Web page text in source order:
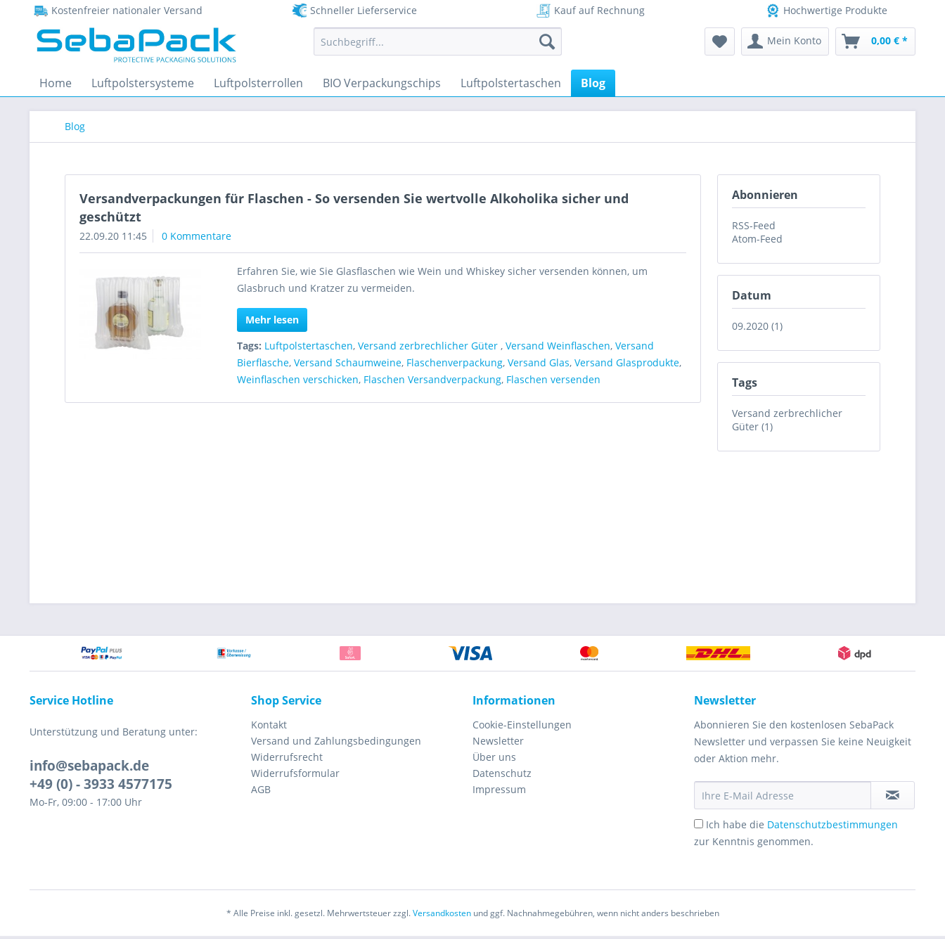
Kostenfreier nationaler Versand Schneller Lieferservice Kauf auf Rechnung Hochwertige Produkte
Mein Konto 0,00 € *
Home Luftpolstersysteme Luftpolsterrollen BIO Verpackungschips Luftpolstertaschen Blog
Blog
Abonnieren
RSS-Feed
Atom-Feed
Datum
09.2020 (1)
Tags
Versand zerbrechlicher
Güter (1)
Versandverpackungen für Flaschen - So versenden Sie wertvolle Alkoholika sicher und
geschützt
22.09.20 11:45 0 Kommentare
Erfahren Sie, wie Sie Glasflaschen wie Wein und Whiskey sicher versenden können, um
Glasbruch und Kratzer zu vermeiden.
Mehr lesen
Tags: Luftpolstertaschen,Versand zerbrechlicher Güter,Versand Weinflaschen,Versand
Bierflasche,Versand Schaumweine, Flaschenverpackung,Versand Glas,Versand Glasprodukte,
Weinflaschen verschicken, Flaschen Versandverpackung, Flaschen versenden
Service Hotline
Unterstützung und Beratung unter:
info@sebapack.de
+49 (0) - 3933 4577175
Mo-Fr, 09:00 - 17:00 Uhr
Shop Service
Kontakt
Versand und Zahlungsbedingungen
Widerrufsrecht
Widerrufsformular
AGB
Informationen
Cookie-Einstellungen
Newsletter
Über uns
Datenschutz
Impressum
Newsletter
Abonnieren Sie den kostenlosen SebaPack
Newsletter und verpassen Sie keine Neuigkeit
oder Aktion mehr.
Ich habe die Datenschutzbestimmungen
zur Kenntnis genommen.
* Alle Preise inkl. gesetzl. Mehrwertsteuer zzgl.Versandkostenund ggf. Nachnahmegebühren, wenn nicht anders beschrieben